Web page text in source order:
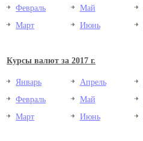
Февраль
Март
Май
Июнь
Курсы валют за 2017 г.
Январь
Февраль
Март
Апрель
Май
Июнь